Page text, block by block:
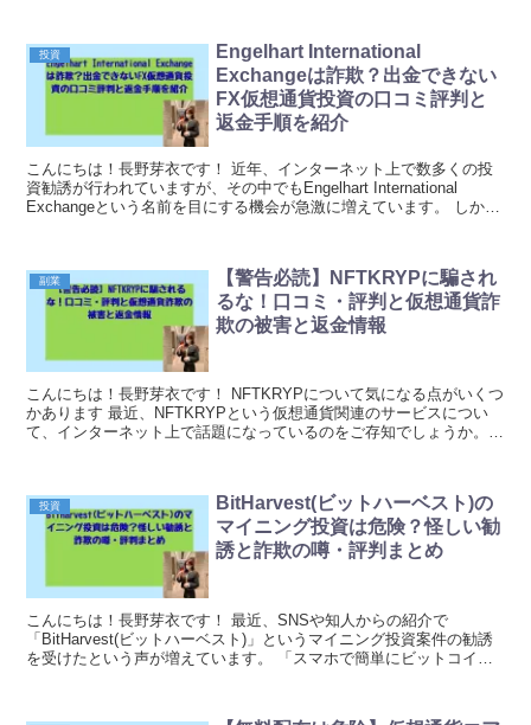
投資
Engelhart International
Exchangeは詐欺？出金できない
FX仮想通貨投資の口コミ評判と
返金手順を紹介
こんにちは！長野芽衣です！ 近年、インターネット上で数多くの投
資勧誘が行われていますが、その中でもEngelhart International
Exchangeという名前を目にする機会が急激に増えています。 しか
副業
【警告必読】NFTKRYPに騙され
るな！口コミ・評判と仮想通貨詐
欺の被害と返金情報
こんにちは！長野芽衣です！ NFTKRYPについて気になる点がいくつ
かあります 最近、NFTKRYPという仮想通貨関連のサービスについ
て、インターネット上で話題になっているのをご存知でしょうか。高
投資
BitHarvest(ビットハーベスト)の
マイニング投資は危険？怪しい勧
誘と詐欺の噂・評判まとめ
こんにちは！長野芽衣です！ 最近、SNSや知人からの紹介で
「BitHarvest(ビットハーベスト)」というマイニング投資案件の勧誘
を受けたという声が増えています。 「スマホで簡単にビットコイン